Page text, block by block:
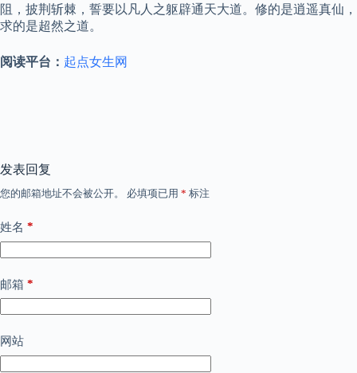
阻，披荆斩棘，誓要以凡人之躯辟通天大道。修的是逍遥真仙，
求的是超然之道。
阅读平台： 起点女生网
发表回复
您的邮箱地址不会被公开。 必填项已用 * 标注
姓名 *
邮箱 *
网站